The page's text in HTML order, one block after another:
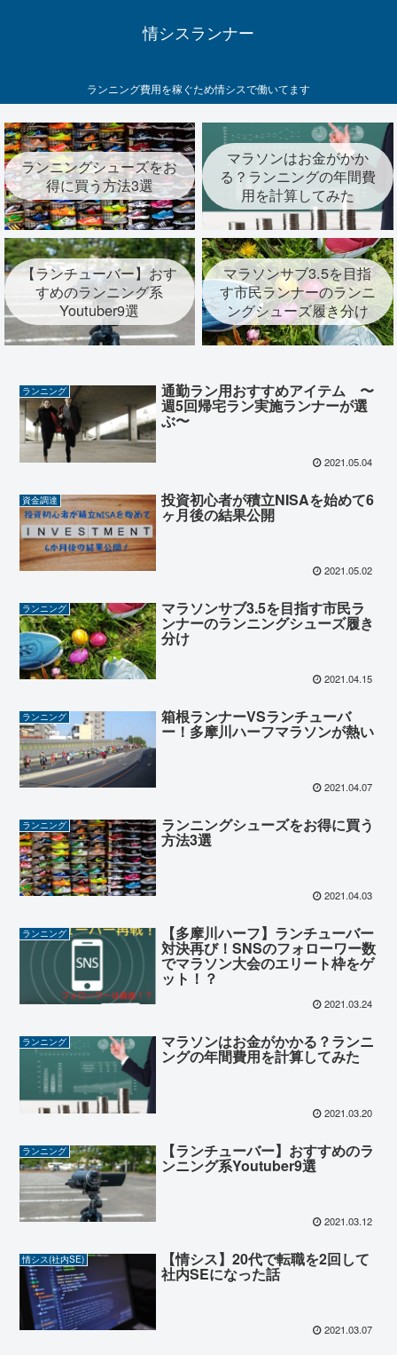
情シスランナー
ランニング費用を稼ぐため情シスで働いてます
ランニングシューズをお
得に買う方法3選
マラソンはお金がかか
る？ランニングの年間費
用を計算してみた
【ランチューバー】おす
すめのランニング系
Youtuber9選
マラソンサブ3.5を目指
す市民ランナーのランニ
ングシューズ履き分け
ランニング 通勤ラン用おすすめアイテム 〜
週5回帰宅ラン実施ランナーが選
ぶ〜
2021.05.04
資金調達 投資初心者が積立NISAを始めて6
ヶ月後の結果公開
2021.05.02
ランニング マラソンサブ3.5を目指す市民ラ
ンナーのランニングシューズ履き
分け
2021.04.15
ランニング 箱根ランナーVSランチューバ
ー！多摩川ハーフマラソンが熱い
2021.04.07
ランニング ランニングシューズをお得に買う
方法3選
2021.04.03
ランニング 【多摩川ハーフ】ランチューバー
対決再び！SNSのフォローワー数
でマラソン大会のエリート枠をゲ
ット！？
2021.03.24
ランニング マラソンはお金がかかる？ランニ
ングの年間費用を計算してみた
2021.03.20
ランニング 【ランチューバー】おすすめのラ
ンニング系Youtuber9選
2021.03.12
情シス(社内SE) 【情シス】20代で転職を2回して
社内SEになった話
2021.03.07